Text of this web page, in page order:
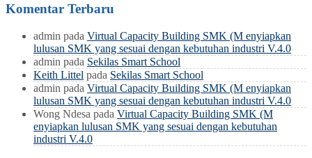
Komentar Terbaru
admin pada Virtual Capacity Building SMK (M enyiapkan
lulusan SMK yang sesuai dengan kebutuhan industri V.4.0
admin pada Sekilas Smart School
Keith Littel pada Sekilas Smart School
admin pada Virtual Capacity Building SMK (M enyiapkan
lulusan SMK yang sesuai dengan kebutuhan industri V.4.0
Wong Ndesa pada Virtual Capacity Building SMK (M
enyiapkan lulusan SMK yang sesuai dengan kebutuhan
industri V.4.0